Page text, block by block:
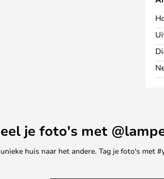
veermechanisme, dat is
lamp mogelijk maakt.
je foto's met
huis naar het andere. Tag je foto's met